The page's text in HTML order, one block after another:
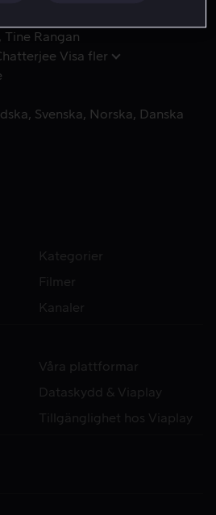
Tine Rangan
Visa fler
Svenska Norska Danska
Kategorier
Filmer
Kanaler
Våra plattformar
Dataskydd & Viaplay
Tillgänglighet hos Viaplay